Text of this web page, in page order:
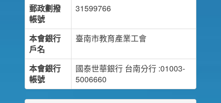
郵政劃撥
帳號
31599766
本會銀行
戶名
臺南市教育產業工會
本會銀行
帳號
國泰世華銀行 台南分行 :01003-
5006660